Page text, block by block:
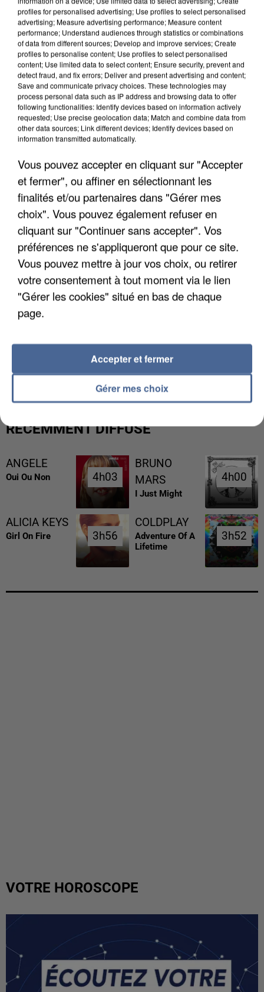
APRÈS TOUTES CES CANICULES, LES REFUGES
DE FAUNE SAUVAGE SONT...
L’UN DES FONDATEURS SUPPOSÉS DE LA DZ
MAFIA INTERPELLÉ EN ALGÉRIE
RÉCEMMENT DIFFUSÉ
ANGELE
Oui Ou Non 4h03
4h03
BRUNO
MARS
I Just Might
4h00
4h00
ALICIA KEYS
Girl On Fire 3h56
3h56
COLDPLAY
Adventure Of A
Lifetime
3h52
3h52
VOTRE HOROSCOPE
profiles for personalised advertising; Use profiles to select personalised
advertising; Measure advertising performance; Measure content
performance; Understand audiences through statistics or combinations
of data from different sources; Develop and improve services; Create
profiles to personalise content; Use profiles to select personalised
content; Use limited data to select content; Ensure security, prevent and
detect fraud, and fix errors; Deliver and present advertising and content;
Save and communicate privacy choices. These technologies may
process personal data such as IP address and browsing data to offer
following functionalities: Identify devices based on information actively
requested; Use precise geolocation data; Match and combine data from
other data sources; Link different devices; Identify devices based on
information transmitted automatically.
Vous pouvez accepter en cliquant sur "Accepter
et fermer", ou affiner en sélectionnant les
finalités et/ou partenaires dans "Gérer mes
choix". Vous pouvez également refuser en
cliquant sur "Continuer sans accepter". Vos
préférences ne s'appliqueront que pour ce site.
Vous pouvez mettre à jour vos choix, ou retirer
votre consentement à tout moment via le lien
"Gérer les cookies" situé en bas de chaque
page.
Gérer mes choix
Accepter et fermer